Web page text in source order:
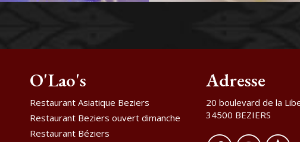
O'Lao's
Restaurant Asiatique Beziers
Restaurant Beziers ouvert dimanche
Restaurant Béziers
Adresse
20 boulevard de la
34500 BEZIERS